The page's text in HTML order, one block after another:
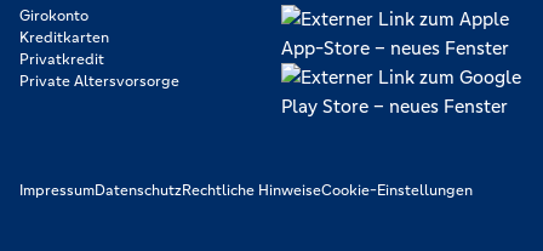
Girokonto
Kreditkarten
Privatkredit
Private Altersvorsorge
ImpressumDatenschutzRechtliche HinweiseCookie-Einstellungen